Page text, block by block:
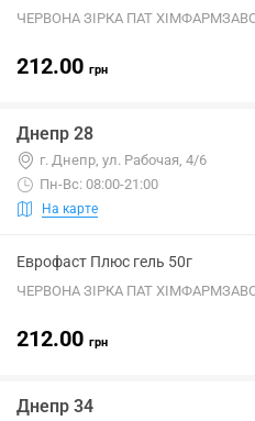
ЧЕРВОНА ЗІРКА ПАТ
212.00 грн
Днепр 28
г. Днепр, ул. Рабочая, 4/6
Пн-Вс: 08:00-21:00
На карте
Еврофаст Плюс гель 50г
ЧЕРВОНА ЗІРКА ПАТ
212.00 грн
Днепр 34